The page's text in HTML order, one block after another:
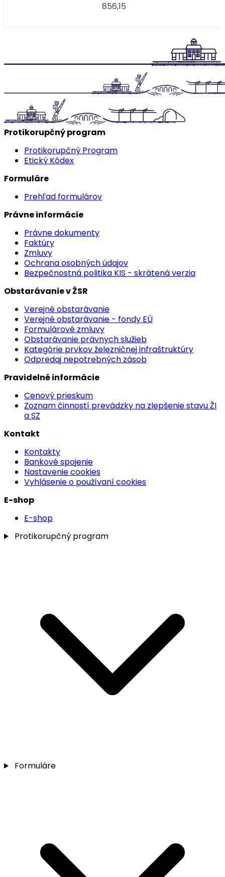
856,15
Protikorupčný program
Protikorupčný Program
Etický Kódex
Formuláre
Prehľad formulárov
Právne informácie
Právne dokumenty
Faktúry
Zmluvy
Ochrana osobných údajov
Bezpečnostná politika KIS - skrátená verzia
Obstarávanie v ŽSR
Verejné obstarávanie
Verejné obstarávanie - fondy EÚ
Formulárové zmluvy
Obstarávanie právnych služieb
Kategórie prvkov železničnej infraštruktúry
Odpredaj nepotrebných zásob
Pravidelné informácie
Cenový prieskum
Zoznam činností prevádzky na zlepšenie stavu ŽI
a SZ
Kontakt
Kontakty
Bankové spojenie
Nastavenie cookies
Vyhlásenie o používaní cookies
E-shop
E-shop
Protikorupčný program
Formuláre